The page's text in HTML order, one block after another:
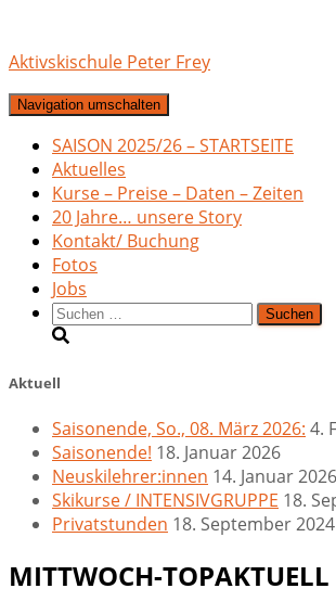
Aktivskischule Peter Frey
Navigation umschalten
SAISON 2025/26 – STARTSEITE
Aktuelles
Kurse – Preise – Daten – Zeiten
20 Jahre… unsere Story
Kontakt/ Buchung
Fotos
Jobs
Suchen
nach:
Aktuell
Saisonende, So., 08. März 2026: 4.
Saisonende! 18. Januar 2026
Neuskilehrer:innen 14. Januar 2026
Skikurse / INTENSIVGRUPPE 18.
Privatstunden 18. September 2024
MITTWOCH-TOPAKTUELL